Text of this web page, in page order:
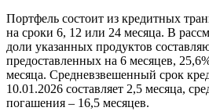
Портфель состоит из кредитных
на сроки 6, 12 или 24 месяца. В
доли указанных продуктов
предоставленных на 6 месяцев,
месяца. Средневзвешенный срок
10.01.2026 составляет 2,5 месяца,
погашения – 16,5 месяцев.